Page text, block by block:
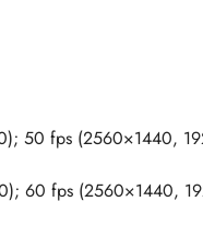
50 fps (2560×1440,
60 fps (2560×1440,